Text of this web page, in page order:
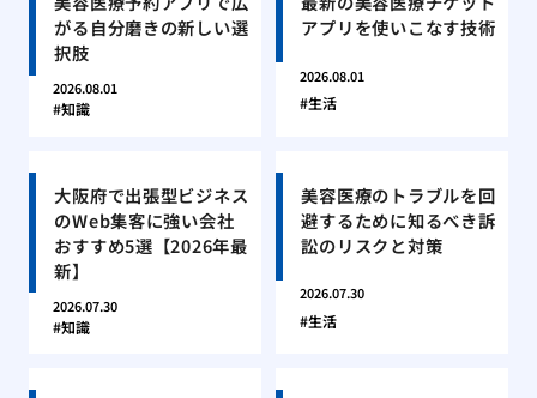
がる自分磨きの新しい選
択肢
2026.08.01
知識
アプリを使いこなす技術
2026.08.01
生活
大阪府で出張型ビジネス
のWeb集客に強い会社
おすすめ5選【2026年最
新】
2026.07.30
知識
美容医療のトラブルを回
避するために知るべき訴
訟のリスクと対策
2026.07.30
生活